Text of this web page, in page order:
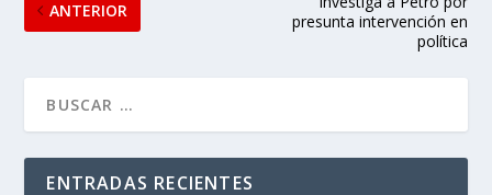
ANTERIOR
presunta intervención en
política
ENTRADAS RECIENTES